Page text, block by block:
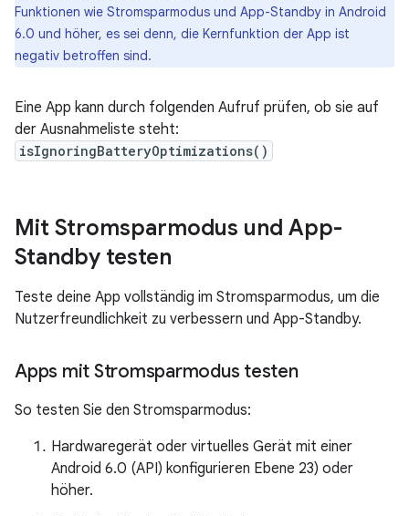
Funktionen wie Stromsparmodus und App-Standby in Android
6.0 und höher, es sei denn, die Kernfunktion der App ist
negativ betroffen sind.
Eine App kann durch folgenden Aufruf prüfen, ob sie auf
der Ausnahmeliste steht:
isIgnoringBatteryOptimizations()
Mit Stromsparmodus und App-
Standby testen
Teste deine App vollständig im Stromsparmodus, um die
Nutzerfreundlichkeit zu verbessern und App-Standby.
Apps mit Stromsparmodus testen
So testen Sie den Stromsparmodus:
Hardwaregerät oder virtuelles Gerät mit einer
Android 6.0 (API) konfigurieren Ebene 23) oder
höher.